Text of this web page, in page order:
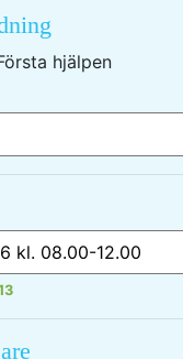
hjälpen